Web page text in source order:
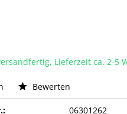
Lieferzeit ca. 2-5
Bewerten
06301262